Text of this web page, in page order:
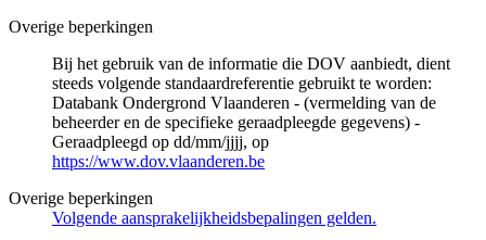
Overige beperkingen
Bij het gebruik van de informatie die DOV aanbiedt, dient
steeds volgende standaardreferentie gebruikt te worden:
Databank Ondergrond Vlaanderen - (vermelding van de
beheerder en de specifieke geraadpleegde gegevens) -
Geraadpleegd op dd/mm/jjjj, op
https://www.dov.vlaanderen.be
Overige beperkingen
Volgende aansprakelijkheidsbepalingen gelden.